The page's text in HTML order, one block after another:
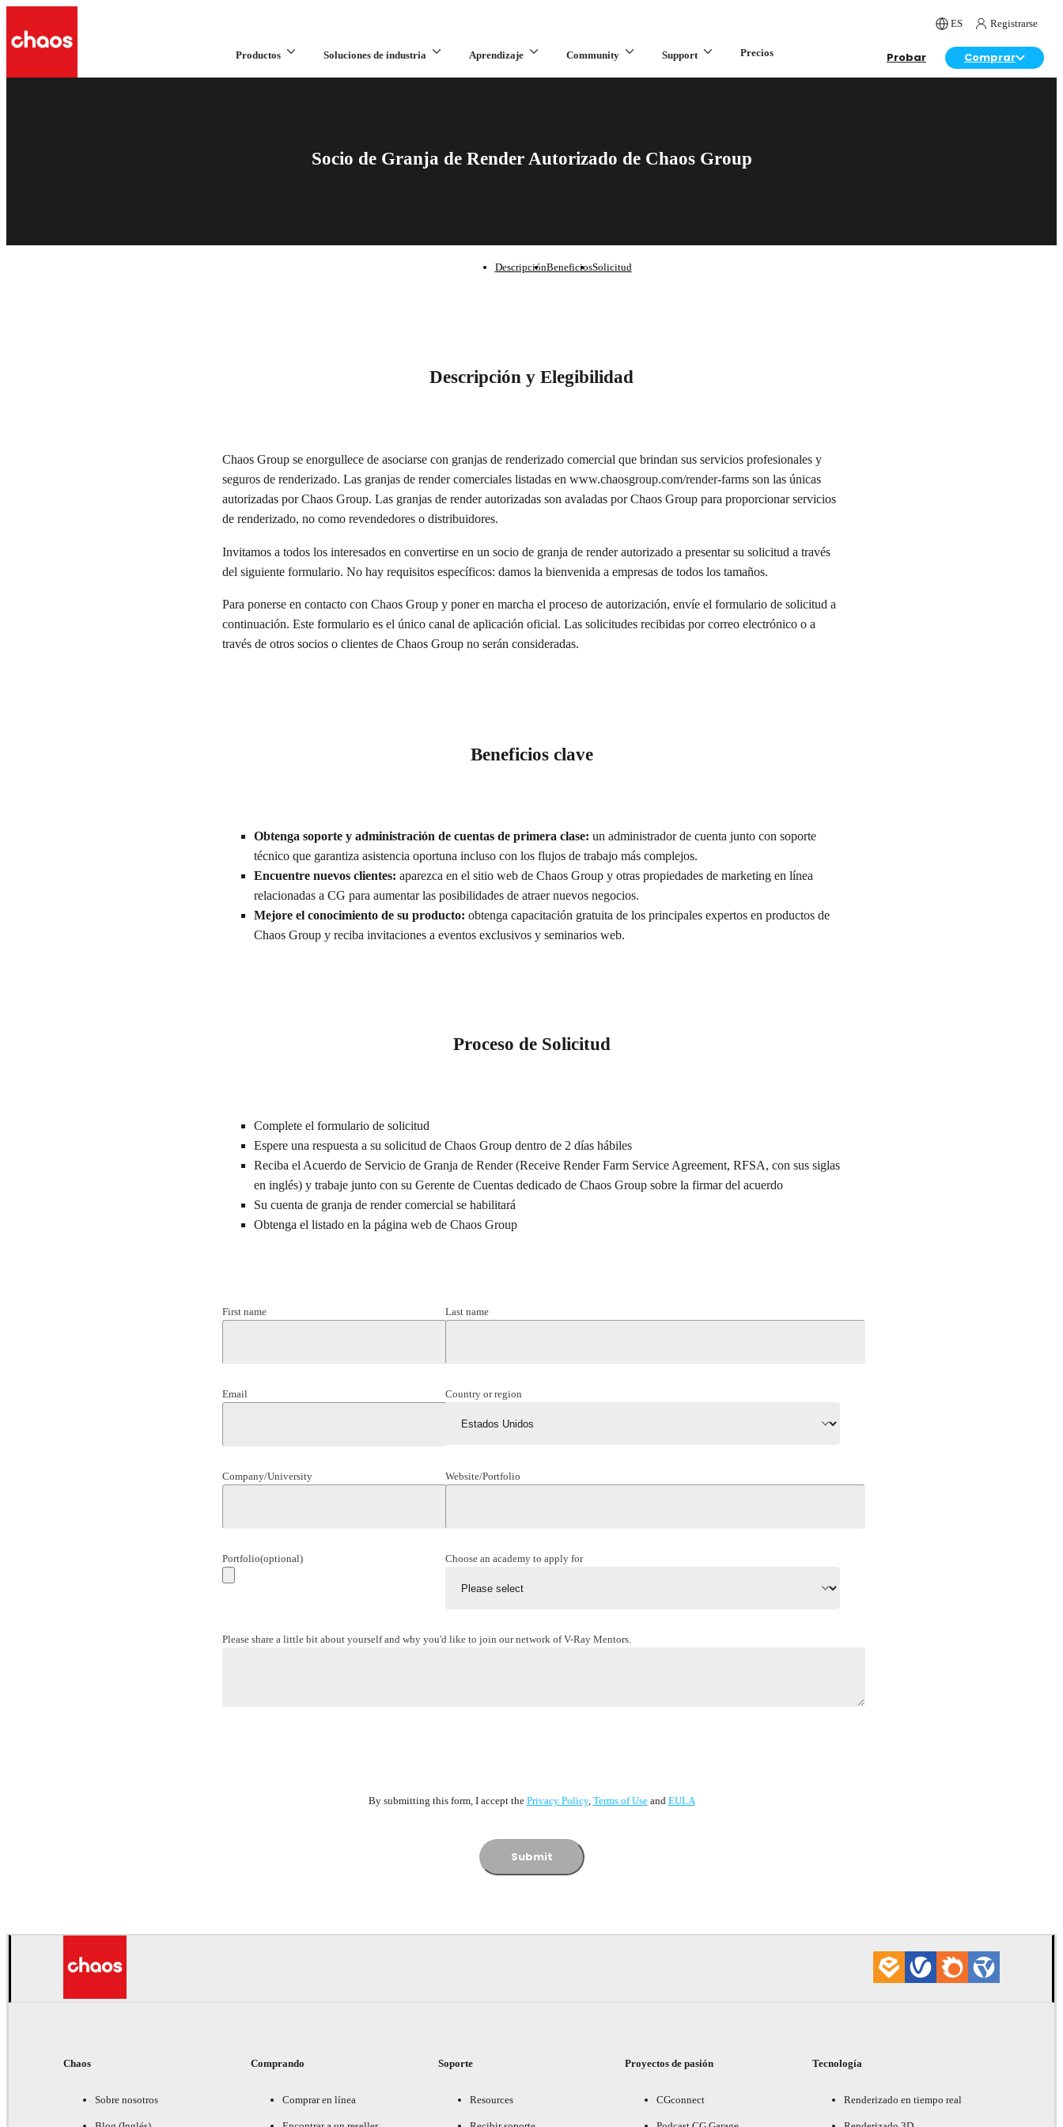
ES Registrarse
Productos Soluciones de industria Aprendizaje Community Support Precios Probar Comprar
Socio de Granja de Render Autorizado de Chaos Group
DescripciónBeneficiosSolicitud
Descripción y Elegibilidad
Chaos Group se enorgullece de asociarse con granjas de renderizado comercial que brindan sus servicios profesionales y
seguros de renderizado. Las granjas de render comerciales listadas en www.chaosgroup.com/render-farms son las únicas
autorizadas por Chaos Group. Las granjas de render autorizadas son avaladas por Chaos Group para proporcionar servicios
de renderizado, no como revendedores o distribuidores.
Invitamos a todos los interesados en convertirse en un socio de granja de render autorizado a presentar su solicitud a través
del siguiente formulario. No hay requisitos específicos: damos la bienvenida a empresas de todos los tamaños.
Para ponerse en contacto con Chaos Group y poner en marcha el proceso de autorización, envíe el formulario de solicitud a
continuación. Este formulario es el único canal de aplicación oficial. Las solicitudes recibidas por correo electrónico o a
través de otros socios o clientes de Chaos Group no serán consideradas.
Beneficios clave
Obtenga soporte y administración de cuentas de primera clase: un administrador de cuenta junto con soporte
técnico que garantiza asistencia oportuna incluso con los flujos de trabajo más complejos.
Encuentre nuevos clientes: aparezca en el sitio web de Chaos Group y otras propiedades de marketing en línea
relacionadas a CG para aumentar las posibilidades de atraer nuevos negocios.
Mejore el conocimiento de su producto: obtenga capacitación gratuita de los principales expertos en productos de
Chaos Group y reciba invitaciones a eventos exclusivos y seminarios web.
Proceso de Solicitud
Complete el formulario de solicitud
Espere una respuesta a su solicitud de Chaos Group dentro de 2 días hábiles
Reciba el Acuerdo de Servicio de Granja de Render (Receive Render Farm Service Agreement, RFSA, con sus siglas
en inglés) y trabaje junto con su Gerente de Cuentas dedicado de Chaos Group sobre la firmar del acuerdo
Su cuenta de granja de render comercial se habilitará
Obtenga el listado en la página web de Chaos Group
First name Last name
Email Country or region
Company/University Website/Portfolio
Portfolio(optional) Choose an academy to apply for
Please share a little bit about yourself and why you'd like to join our network of V-Ray Mentors.
By submitting this form, I accept the Privacy Policy, Terms of Usеand EULA
Submit
Chaos
Sobre nosotros
Comprando
Comprar en línea
Soporte
Resources
Proyectos de pasión
CGconnect
Tecnología
Renderizado en tiempo real